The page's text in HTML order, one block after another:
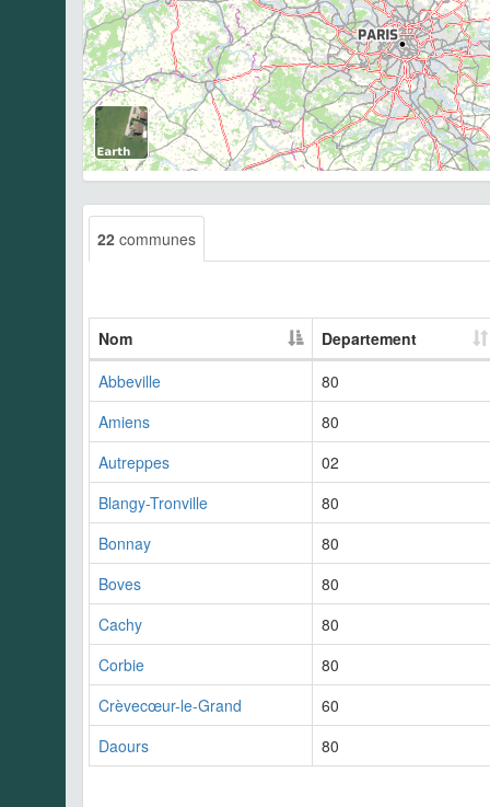
22 communes
Nom
Departement
Abbeville
80
Amiens
80
Autreppes
02
Blangy-Tronville
80
Bonnay
80
Boves
80
Cachy
80
Corbie
80
Crèvecœur-le-Grand
60
Daours
80